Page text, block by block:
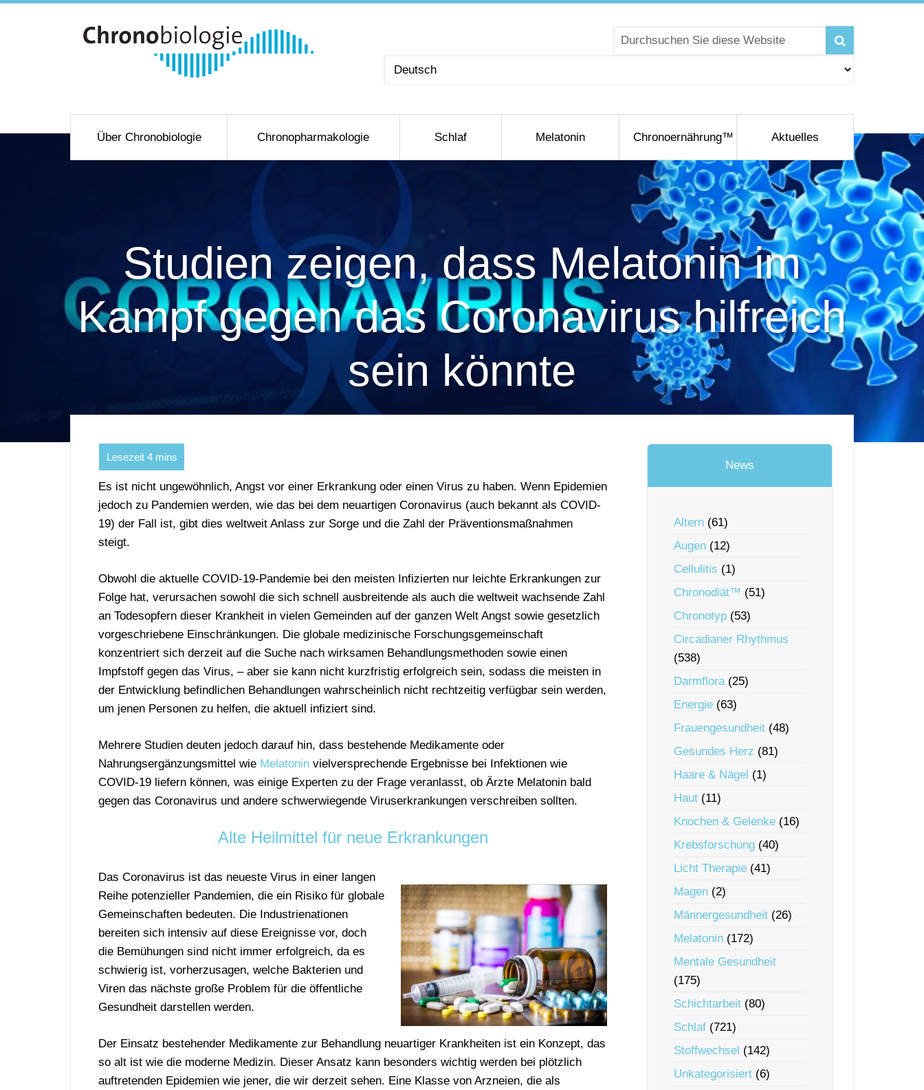
Sprache
Über Chronobiologie Chronopharmakologie Schlaf Melatonin Chronoernährung™ Aktuelles
Studien zeigen, dass Melatonin im
Kampf gegen das Coronavirus hilfreich
sein könnte
Es ist nicht ungewöhnlich, Angst vor einer Erkrankung oder einen Virus zu haben. Wenn Epidemien
jedoch zu Pandemien werden, wie das bei dem neuartigen Coronavirus (auch bekannt als COVID-
19) der Fall ist, gibt dies weltweit Anlass zur Sorge und die Zahl der Präventionsmaßnahmen
steigt.
Obwohl die aktuelle COVID-19-Pandemie bei den meisten Infizierten nur leichte Erkrankungen zur
Folge hat, verursachen sowohl die sich schnell ausbreitende als auch die weltweit wachsende Zahl
an Todesopfern dieser Krankheit in vielen Gemeinden auf der ganzen Welt Angst sowie gesetzlich
vorgeschriebene Einschränkungen. Die globale medizinische Forschungsgemeinschaft
konzentriert sich derzeit auf die Suche nach wirksamen Behandlungsmethoden sowie einen
Impfstoff gegen das Virus, – aber sie kann nicht kurzfristig erfolgreich sein, sodass die meisten in
der Entwicklung befindlichen Behandlungen wahrscheinlich nicht rechtzeitig verfügbar sein werden,
um jenen Personen zu helfen, die aktuell infiziert sind.
Mehrere Studien deuten jedoch darauf hin, dass bestehende Medikamente oder
Nahrungsergänzungsmittel wie Melatonin vielversprechende Ergebnisse bei Infektionen wie
COVID-19 liefern können, was einige Experten zu der Frage veranlasst, ob Ärzte Melatonin bald
gegen das Coronavirus und andere schwerwiegende Viruserkrankungen verschreiben sollten.
Alte Heilmittel für neue Erkrankungen
Das Coronavirus ist das neueste Virus in einer langen
Reihe potenzieller Pandemien, die ein Risiko für globale
Gemeinschaften bedeuten. Die Industrienationen
bereiten sich intensiv auf diese Ereignisse vor, doch
die Bemühungen sind nicht immer erfolgreich, da es
schwierig ist, vorherzusagen, welche Bakterien und
Viren das nächste große Problem für die öffentliche
Gesundheit darstellen werden.
Der Einsatz bestehender Medikamente zur Behandlung neuartiger Krankheiten ist ein Konzept, das
so alt ist wie die moderne Medizin. Dieser Ansatz kann besonders wichtig werden bei plötzlich
auftretenden Epidemien wie jener, die wir derzeit sehen. Eine Klasse von Arzneien, die als
News
Altern (61)
Augen (12)
Cellulitis (1)
Chronodiät™ (51)
Chronotyp (53)
Circadianer Rhythmus
(538)
Darmflora(25)
Energie (63)
Frauengesundheit (48)
Gesundes Herz (81)
Haare & Nägel (1)
Haut (11)
Knochen & Gelenke (16)
Krebsforschung (40)
Licht Therapie (41)
Magen (2)
Männergesundheit (26)
Melatonin (172)
Mentale Gesundheit
(175)
Schichtarbeit (80)
Schlaf (721)
Stoffwechsel (142)
Unkategorisiert (6)